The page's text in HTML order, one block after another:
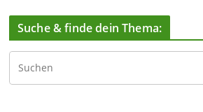
Suche & finde dein Thema: